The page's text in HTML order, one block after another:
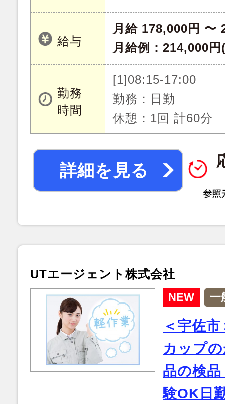
給与
月給 178,000円 〜
月給例：214,000
勤務
時間
[1]08:15-17:00
勤務：日勤
休憩：1回 計60分
詳細を見る
UTエージェント株式会社
NEW 一
＜宇佐
カップ
品の検
験OK日